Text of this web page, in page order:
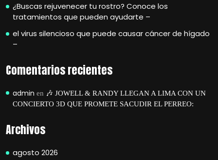
¿Buscas rejuvenecer tu rostro? Conoce los
tratamientos que pueden ayudarte –
el virus silencioso que puede causar cáncer de hígado
–
Comentarios recientes
admin en 🎶 JOWELL & RANDY LLEGAN A LIMA CON UN
CONCIERTO 3D QUE PROMETE SACUDIR EL PERREO:
Archivos
agosto 2026